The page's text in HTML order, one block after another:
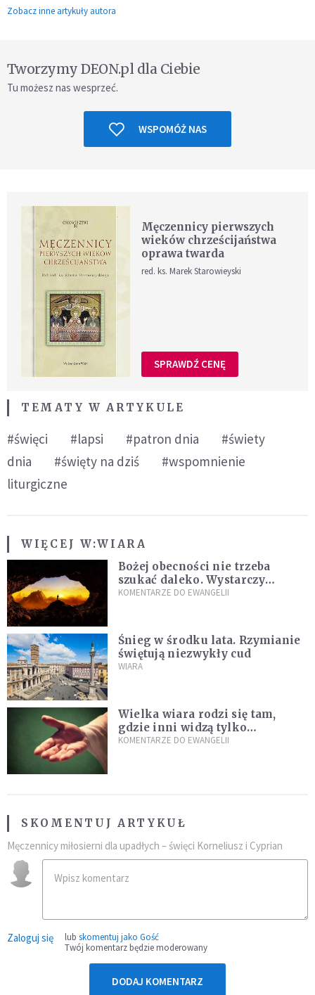
Zobacz inne artykuły autora
Tworzymy DEON.pl dla Ciebie
Tu możesz nas wesprzeć.
WSPOMÓŻ NAS
Męczennicy pierwszych
wieków chrześcijaństwa
oprawa twarda
red. ks. Marek Starowieyski
SPRAWDŹ CENĘ
TEMATY W ARTYKULE
#święci #lapsi #patron dnia
#świety
dnia
#święty na dziś
#wspomnienie
liturgiczne
WIĘCEJ W:WIARA
Bożej obecności nie trzeba
szukać daleko. Wystarczy
nauczyć się słuchać
KOMENTARZE DO EWANGELII
Śnieg w środku lata. Rzymianie
świętują niezwykły cud
WIARA
Wielka wiara rodzi się tam,
gdzie inni widzą tylko
przeszkody
KOMENTARZE DO EWANGELII
SKOMENTUJ ARTYKUŁ
Męczennicy miłosierni dla upadłych – święci Korneliusz i Cyprian
Zaloguj się lub skomentuj jako Gość
Twój komentarz będzie moderowany
DODAJ KOMENTARZ